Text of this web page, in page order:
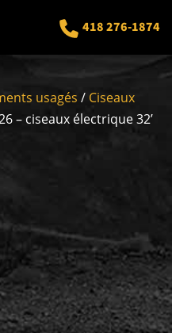
418 276-1874
usagés / Ciseaux
– ciseaux électrique 32’